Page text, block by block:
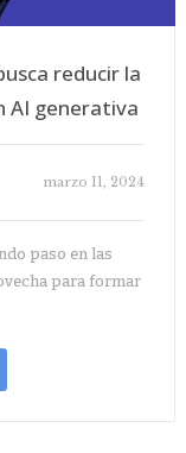
reducir la
AI generativa
marzo 11, 2024
paso en las
para formar